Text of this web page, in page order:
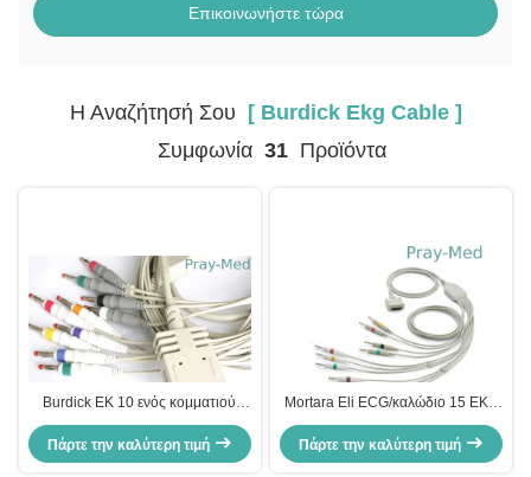
Επικοινωνήστε τώρα
Η Αναζήτησή Σου [ Burdick Ekg Cable ]
Συμφωνία 31Προϊόντα
Burdick EK 10 ενός κομματιού
τύπος 4mm καλωδίων E350
Burdick Ekg άκρες μπανανών
υποδοχών
Πάρτε την καλύτερη τιμή
Mortara Eli ECG/καλώδιο 15 EKG
τσίμπημα ΚΑΡΦΙΤΣΏΝ/Grabber
5.0mm διάμετρος
Πάρτε την καλύτερη τιμή